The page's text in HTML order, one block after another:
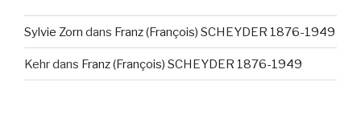
Sylvie Zorn dans Franz (François) SCHEYDER 1876-1949
Kehrdans Franz (François) SCHEYDER 1876-1949